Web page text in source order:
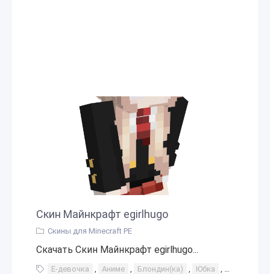
Скин Майнкрафт egirlhugo
Скины для Minecraft PE
Скачать Скин Майнкрафт egirlhugo...
Е-девочка , Аниме , Блондин(ка) , Юбка , Школа